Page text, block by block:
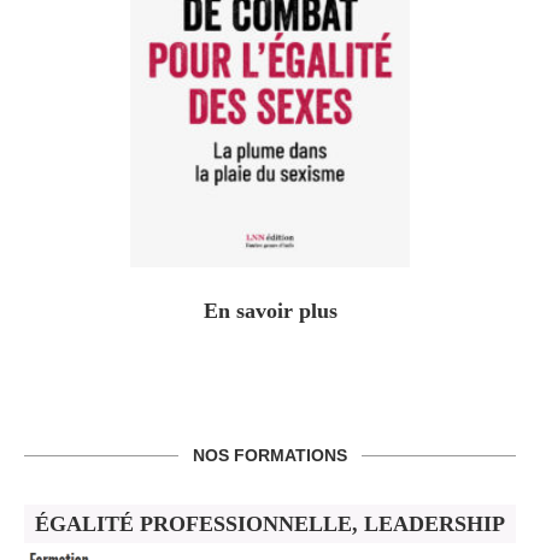
En savoir plus
NOS FORMATIONS
ÉGALITÉ PROFESSIONNELLE, LEADERSHIP